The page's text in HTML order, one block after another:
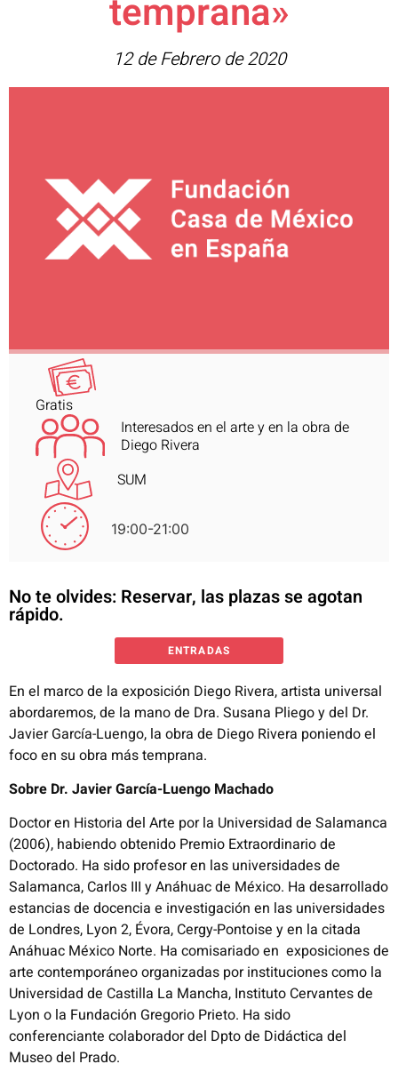
temprana»
12 de Febrero de 2020
Gratis
Interesados en el arte y en la obra de
Diego Rivera
SUM
19:00-21:00
No te olvides: Reservar, las plazas se agotan
rápido.
ENTRADAS
En el marco de la exposición Diego Rivera, artista universal
abordaremos, de la mano de Dra. Susana Pliego y del Dr.
Javier García-Luengo, la obra de Diego Rivera poniendo el
foco en su obra más temprana.
Sobre Dr. Javier García-Luengo Machado
Doctor en Historia del Arte por la Universidad de Salamanca
(2006), habiendo obtenido Premio Extraordinario de
Doctorado. Ha sido profesor en las universidades de
Salamanca, Carlos III y Anáhuac de México. Ha desarrollado
estancias de docencia e investigación en las universidades
de Londres, Lyon 2, Évora, Cergy-Pontoise y en la citada
Anáhuac México Norte. Ha comisariado en exposiciones de
arte contemporáneo organizadas por instituciones como la
Universidad de Castilla La Mancha, Instituto Cervantes de
Lyon o la Fundación Gregorio Prieto. Ha sido
conferenciante colaborador del Dpto de Didáctica del
Museo del Prado.